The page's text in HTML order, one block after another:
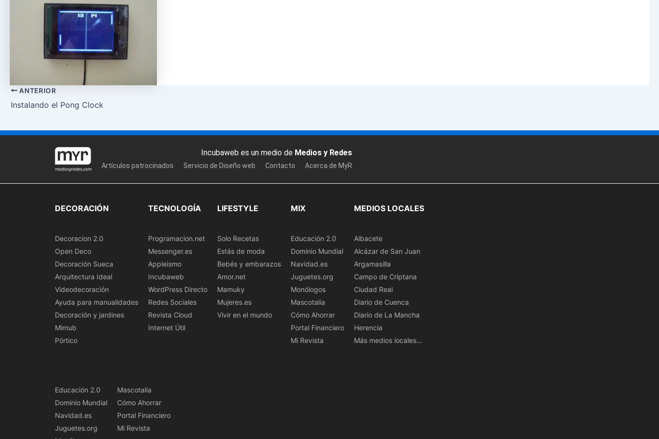
ANTERIOR
Instalando el Pong Clock
Incubaweb es un medio de Medios y Redes
Artículos patrocinados Servicio de Diseño web Contacto Acerca de MyR
DECORACIÓN
Decoracion 2.0
Open Deco
Decoración Sueca
Arquitectura Ideal
Videodecoración
Ayuda para manualidades
Decoración y jardines
Mimub
Pórtico
TECNOLOGÍA
Programacion.net
Messenger.es
Appleismo
Incubaweb
WordPress Directo
Redes Sociales
Revista Cloud
Internet Útil
LIFESTYLE
Solo Recetas
Estás de moda
Bebés y embarazos
Amor.net
Mamuky
Mujeres.es
Vivir en el mundo
MIX
Educación 2.0
Dominio Mundial
Navidad.es
Juguetes.org
Monólogos
Mascotalia
Cómo Ahorrar
Portal Financiero
Mi Revista
MEDIOS LOCALES
Albacete
Alcázar de San Juan
Argamasilla
Campo de Criptana
Ciudad Real
Diario de Cuenca
Diario de La Mancha
Herencia
Más medios locales...
Educación 2.0
Dominio Mundial
Navidad.es
Juguetes.org
Mascotalia
Cómo Ahorrar
Portal Financiero
Mi Revista